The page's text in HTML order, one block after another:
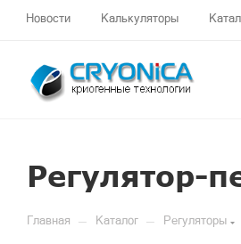
Новости Калькуляторы
Регулятор-
Главная — Каталог — Регуляторы